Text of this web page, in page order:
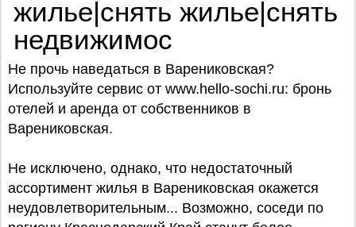
жилье|снять жилье|снять
недвижимос
Не прочь наведаться в Варениковская?
Используйте сервис от www.hello-sochi.ru: бронь
отелей и аренда от собственников в
Варениковская.
Не исключено, однако, что недостаточный
ассортимент жилья в Варениковская окажется
неудовлетворительным... Возможно, соседи по